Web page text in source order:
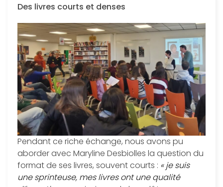
Des livres courts et denses
Pendant ce riche échange, nous avons pu
aborder avec Maryline Desbiolles la question du
format de ses livres, souvent courts : « je suis
une sprinteuse, mes livres ont une qualité